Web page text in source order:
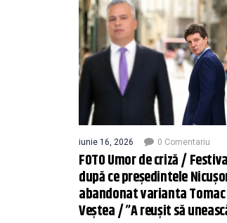
iunie 16, 2026 0 Comentariu
FOTO Umor de criză /
după ce președintele
abandonat varianta
Veștea / ”A reușit să